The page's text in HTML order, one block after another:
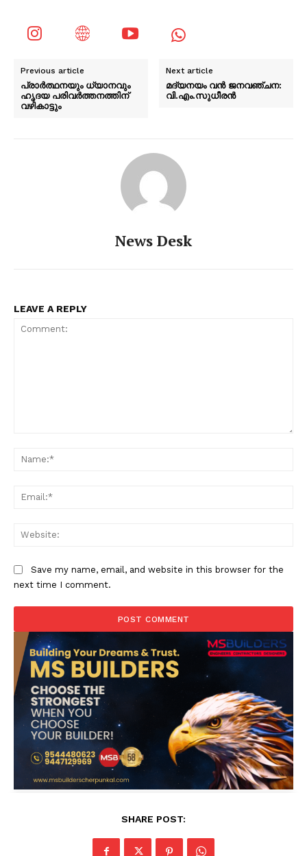
Previous article
പ്രാർത്ഥനയും ധ്യാനവും
ഹൃദയ പരിവർത്തനത്തിന്
വഴികാട്ടും
Next article
മദ്യനയം വന്‍ ജനവഞ്ചന:
വി.എം.സുധീരന്‍
News Desk
LEAVE A REPLY
Save my name, email, and website in this browser for the
next time I comment.
SHARE POST: